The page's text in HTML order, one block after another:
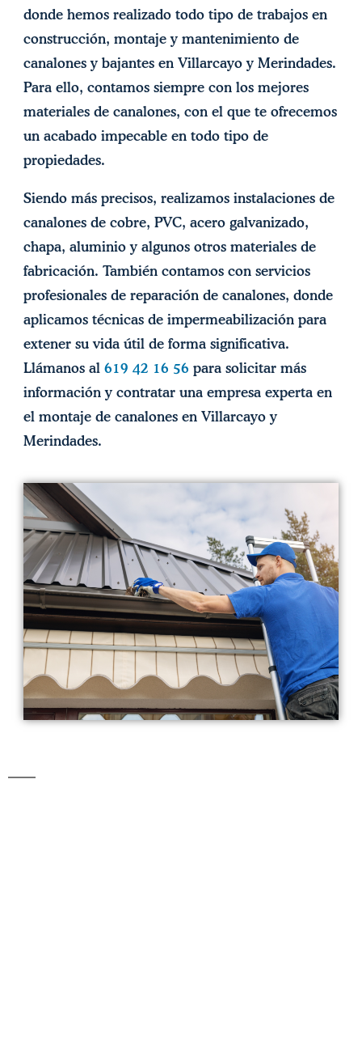
donde hemos realizado todo tipo de trabajos en
construcción, montaje y mantenimiento de
canalones y bajantes en Villarcayo y Merindades.
Para ello, contamos siempre con los mejores
materiales de canalones, con el que te ofrecemos
un acabado impecable en todo tipo de
propiedades.
Siendo más precisos, realizamos instalaciones de
canalones de cobre, PVC, acero galvanizado,
chapa, aluminio y algunos otros materiales de
fabricación. También contamos con servicios
profesionales de reparación de canalones, donde
aplicamos técnicas de impermeabilización para
extener su vida útil de forma significativa.
Llámanos al 619 42 16 56 para solicitar más
información y contratar una empresa experta en
el montaje de canalones en Villarcayo y
Merindades.